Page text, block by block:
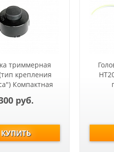
триммерная
крепления
Компактная
руб.